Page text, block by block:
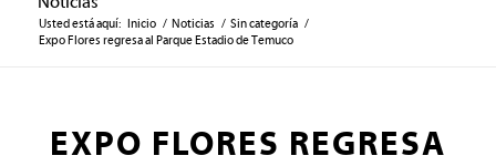
Usted está aquí: Inicio / Noticias / Sin categoría /
Expo Flores regresa al Parque Estadio de Temuco
EXPO FLORES REGRESA